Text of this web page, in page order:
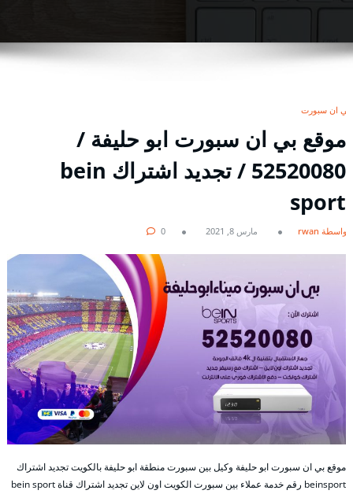
بي ان سبورت
موقع بي ان سبورت ابو حليفة /
52520080 / تجديد اشتراك bein
sport
بواسطة rwan مارس 8, 2021 0
موقع بي ان سبورت ابو حليفة وكيل بين سبورت منطقة ابو حليفة بالكويت تجديد اشتراك
beinsport رقم خدمة عملاء بين سبورت الكويت اون لاين تجديد اشتراك قناة bein sport